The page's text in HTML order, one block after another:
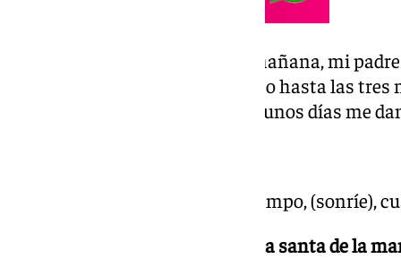
El día empieza a las 6:30 de la mañana, mi
en Armilla, y estoy en el instituto hasta las
llego al conservatorio donde algunos días me
Por las noches cuando tengo tiempo, (sonríe),
-Llegaste al mundo de la semana santa de la